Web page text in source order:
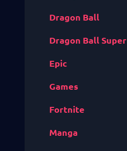
Dragon Ball
Dragon Ball Super
Epic
Games
Fortnite
Manga